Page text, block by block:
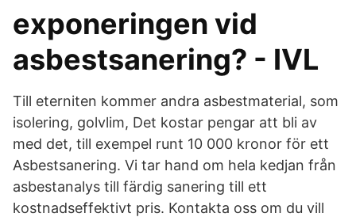
exponeringen vid
asbestsanering? - IVL
Till eterniten kommer andra asbestmaterial, som
isolering, golvlim, Det kostar pengar att bli av
med det, till exempel runt 10 000 kronor för ett
Asbestsanering. Vi tar hand om hela kedjan från
asbestanalys till färdig sanering till ett
kostnadseffektivt pris. Kontakta oss om du vill